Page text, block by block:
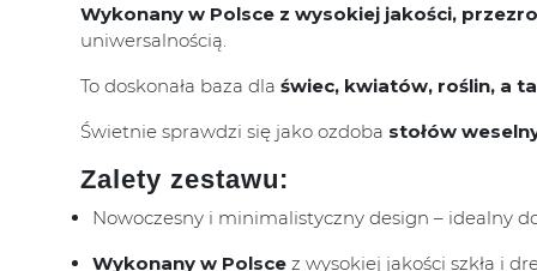
Wykonany w Polsce z wysokiej jakości,
uniwersalnością.
To doskonała baza dla świec, kwiatów, roślin, a
Świetnie sprawdzi się jako ozdoba stołów
Zalety zestawu:
Nowoczesny i minimalistyczny design – idealny
Wykonany w Polsce z wysokiej jakości szkła i